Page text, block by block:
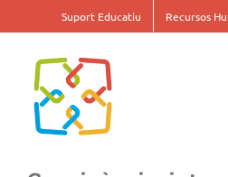
to
Suport Educatiu Recursos